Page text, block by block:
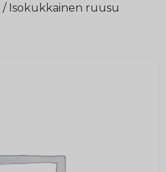
/ Isokukkainen ruusu